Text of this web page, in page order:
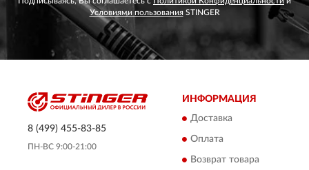
Условиями пользованияSTINGER
8 (499) 455-83-85
ПН-ВС 9:00-21:00
ИНФОРМАЦИЯ
Доставка
Оплата
Возврат товара